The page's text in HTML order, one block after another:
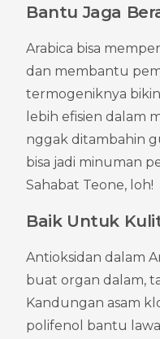
Bantu Jaga
Arabica bisa
dan membantu
termogeniknya
lebih efisien dalam
nggak ditambahin
bisa jadi minuman
Sahabat Teone, loh!
Baik Untuk
Antioksidan dalam
buat organ dalam,
Kandungan asam
polifenol bantu